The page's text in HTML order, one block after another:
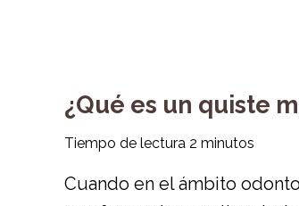
¿Qué es un quiste
Tiempo de lectura 2 minutos
Cuando en el ámbito